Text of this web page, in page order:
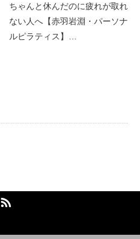
ちゃんと休んだのに疲れが取れ
ない人へ【赤羽岩淵・パーソナ
ルピラティス】…